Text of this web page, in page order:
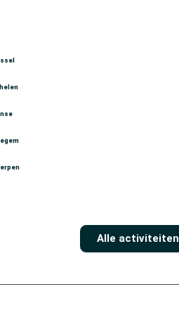
Alle activiteiten